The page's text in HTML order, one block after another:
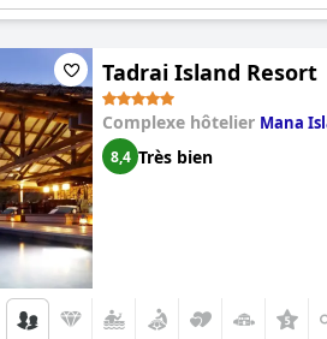
Tadrai Island Resort
Complexe hôtelier Mana
8,4 Très bien